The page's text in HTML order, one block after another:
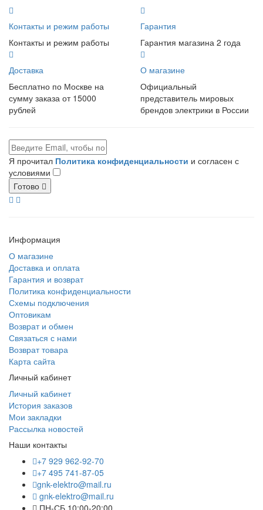
Контакты и режим работы
Контакты и режим работы
Гарантия
Гарантия магазина 2 года
Доставка
Бесплатно по Москве на
сумму заказа от 15000
рублей
О магазине
Официальный
представитель мировых
брендов электрики в России
Я прочитал Политика конфиденциальности и согласен с
условиями
Готово
Информация
О магазине
Доставка и оплата
Гарантия и возврат
Политика конфиденциальности
Схемы подключения
Оптовикам
Возврат и обмен
Связаться с нами
Возврат товара
Карта сайта
Личный кабинет
Личный кабинет
История заказов
Мои закладки
Рассылка новостей
Наши контакты
+7 929 962-92-70
+7 495 741-87-05
gnk-elektro@mail.ru
gnk-elektro@mail.ru
ПН-СБ 10:00-20:00